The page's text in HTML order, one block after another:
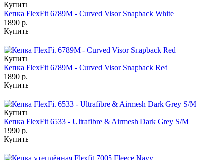
Купить
Кепка FlexFit 6789M - Curved Visor Snapback White
1890 р.
Купить
Купить
Кепка FlexFit 6789M - Curved Visor Snapback Red
1890 р.
Купить
Купить
Кепка FlexFit 6533 - Ultrafibre & Airmesh Dark Grey S/M
1990 р.
Купить